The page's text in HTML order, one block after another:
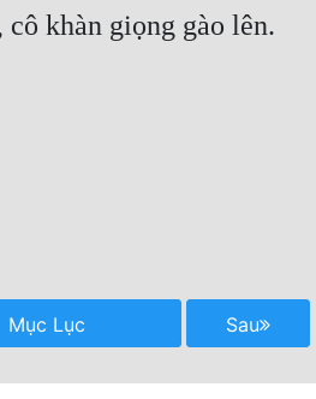
cô khàn giọng gào lên.
Mục Lục Sau